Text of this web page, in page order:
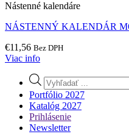
Nástenné kalendáre
NÁSTENNÝ KALENDÁR
€11,56 Bez DPH
Viac info
Products
search
Portfólio 2027
Katalóg 2027
Prihlásenie
Newsletter